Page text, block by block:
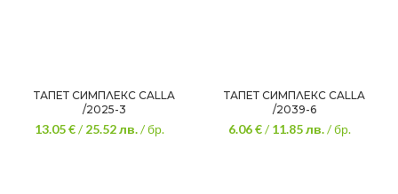
ТАПЕТ СИМПЛЕКС CALLA
/2025-3
13.05 €/25.52лв./ бр.
ТАПЕТ СИМПЛЕКС CALLA
/2039-6
6.06 €/11.85лв./ бр.